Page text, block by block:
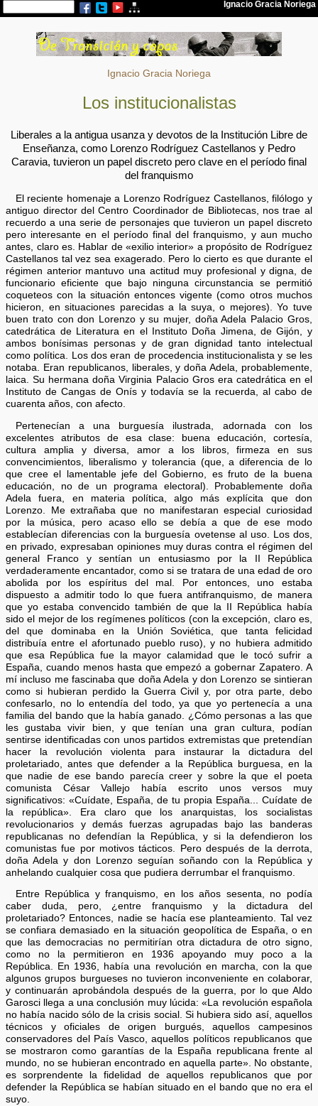
Ignacio Gracia Noriega
Los institucionalistas
Liberales a la antigua usanza y devotos de la Institución Libre de
Enseñanza, como Lorenzo Rodríguez Castellanos y Pedro
Caravia, tuvieron un papel discreto pero clave en el período final
del franquismo
El reciente homenaje a Lorenzo Rodríguez Castellanos, filólogo y
antiguo director del Centro Coordinador de Bibliotecas, nos trae al
recuerdo a una serie de personajes que tuvieron un papel discreto
pero interesante en el período final del franquismo, y aun mucho
antes, claro es. Hablar de «exilio interior» a propósito de Rodríguez
Castellanos tal vez sea exagerado. Pero lo cierto es que durante el
régimen anterior mantuvo una actitud muy profesional y digna, de
funcionario eficiente que bajo ninguna circunstancia se permitió
coqueteos con la situación entonces vigente (como otros muchos
hicieron, en situaciones parecidas a la suya, o mejores). Yo tuve
buen trato con don Lorenzo y su mujer, doña Adela Palacio Gros,
catedrática de Literatura en el Instituto Doña Jimena, de Gijón, y
ambos bonísimas personas y de gran dignidad tanto intelectual
como política. Los dos eran de procedencia institucionalista y se les
notaba. Eran republicanos, liberales, y doña Adela, probablemente,
laica. Su hermana doña Virginia Palacio Gros era catedrática en el
Instituto de Cangas de Onís y todavía se la recuerda, al cabo de
cuarenta años, con afecto.
Pertenecían a una burguesía ilustrada, adornada con los
excelentes atributos de esa clase: buena educación, cortesía,
cultura amplia y diversa, amor a los libros, firmeza en sus
convencimientos, liberalismo y tolerancia (que, a diferencia de lo
que cree el lamentable jefe del Gobierno, es fruto de la buena
educación, no de un programa electoral). Probablemente doña
Adela fuera, en materia política, algo más explícita que don
Lorenzo. Me extrañaba que no manifestaran especial curiosidad
por la música, pero acaso ello se debía a que de ese modo
establecían diferencias con la burguesía ovetense al uso. Los dos,
en privado, expresaban opiniones muy duras contra el régimen del
general Franco y sentían un entusiasmo por la II República
verdaderamente encantador, como si se tratara de una edad de oro
abolida por los espíritus del mal. Por entonces, uno estaba
dispuesto a admitir todo lo que fuera antifranquismo, de manera
que yo estaba convencido también de que la II República había
sido el mejor de los regímenes políticos (con la excepción, claro es,
del que dominaba en la Unión Soviética, que tanta felicidad
distribuía entre el afortunado pueblo ruso), y no hubiera admitido
que esa República fue la mayor calamidad que le tocó sufrir a
España, cuando menos hasta que empezó a gobernar Zapatero. A
mí incluso me fascinaba que doña Adela y don Lorenzo se sintieran
como si hubieran perdido la Guerra Civil y, por otra parte, debo
confesarlo, no lo entendía del todo, ya que yo pertenecía a una
familia del bando que la había ganado. ¿Cómo personas a las que
les gustaba vivir bien, y que tenían una gran cultura, podían
sentirse identificadas con unos partidos extremistas que pretendían
hacer la revolución violenta para instaurar la dictadura del
proletariado, antes que defender a la República burguesa, en la
que nadie de ese bando parecía creer y sobre la que el poeta
comunista César Vallejo había escrito unos versos muy
significativos: «Cuídate, España, de tu propia España... Cuídate de
la república». Era claro que los anarquistas, los socialistas
revolucionarios y demás fuerzas agrupadas bajo las banderas
republicanas no defendían la República, y si la defendieron los
comunistas fue por motivos tácticos. Pero después de la derrota,
doña Adela y don Lorenzo seguían soñando con la República y
anhelando cualquier cosa que pudiera derrumbar el franquismo.
Entre República y franquismo, en los años sesenta, no podía
caber duda, pero, ¿entre franquismo y la dictadura del
proletariado? Entonces, nadie se hacía ese planteamiento. Tal vez
se confiara demasiado en la situación geopolítica de España, o en
que las democracias no permitirían otra dictadura de otro signo,
como no la permitieron en 1936 apoyando muy poco a la
República. En 1936, había una revolución en marcha, con la que
algunos grupos burgueses no tuvieron inconveniente en colaborar,
y continuarán aprobándola después de la guerra, por lo que Aldo
Garosci llega a una conclusión muy lúcida: «La revolución española
no había nacido sólo de la crisis social. Si hubiera sido así, aquellos
técnicos y oficiales de origen burgués, aquellos campesinos
conservadores del País Vasco, aquellos políticos republicanos que
se mostraron como garantías de la España republicana frente al
mundo, no se hubieran encontrado en aquella parte». No obstante,
es sorprendente la fidelidad de aquellos republicanos que por
defender la República se habían situado en el bando que no era el
suyo.